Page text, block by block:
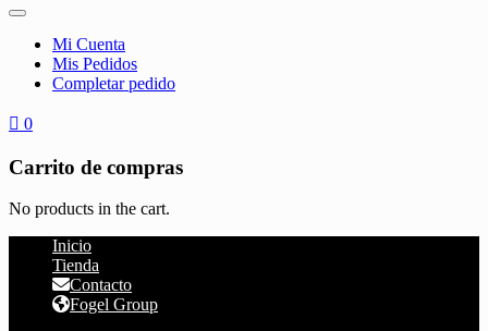
Mi Cuenta
Mis Pedidos
Completar pedido
0
Carrito de compras
No products in the cart.
Inicio
Tienda
Contacto
Fogel Group